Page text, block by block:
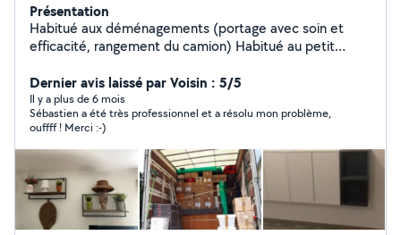
Présentation
Habitué aux déménagements (portage avec soin et
efficacité, rangement du camion) Habitué au petit
Fixations au mur : tringles, étagères, télévision,
moustiquaires, stores. - Electricité : luminaires,
ventilateurs de plafond, prises électriques,
interrupteurs. - Plomberie : robinets, siphons, joints
silicone, chasse d'eau, raccordement meuble vasque. -
Murs : rebouchage de trous, peinture de petites pièces.
- Divers : poignées de porte, barres de seuil, plaques de
cuisson. Habitué au jardinage : - Taille de haie,
plantation, débroussaillage, entretiens. Disponibilités : -
Dernier avis laissé par Voisin : 5/5
Il y a plus de 6 mois
Sébastien a été très professionnel et a résolu mon problème,
ouffff ! Merci :-)